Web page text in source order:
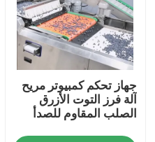
مسكن
جهاز تحكم كمبيوتر مريح
آلة فرز التوت الأزرق
الصلب المقاوم للصدأ